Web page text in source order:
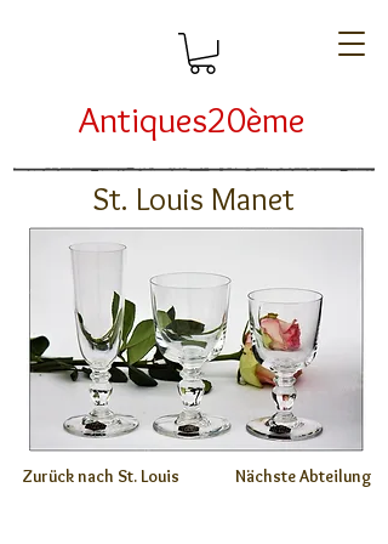
Antiques20ème
St. Louis Manet
Zurück nach St. Louis Nächste Abteilung